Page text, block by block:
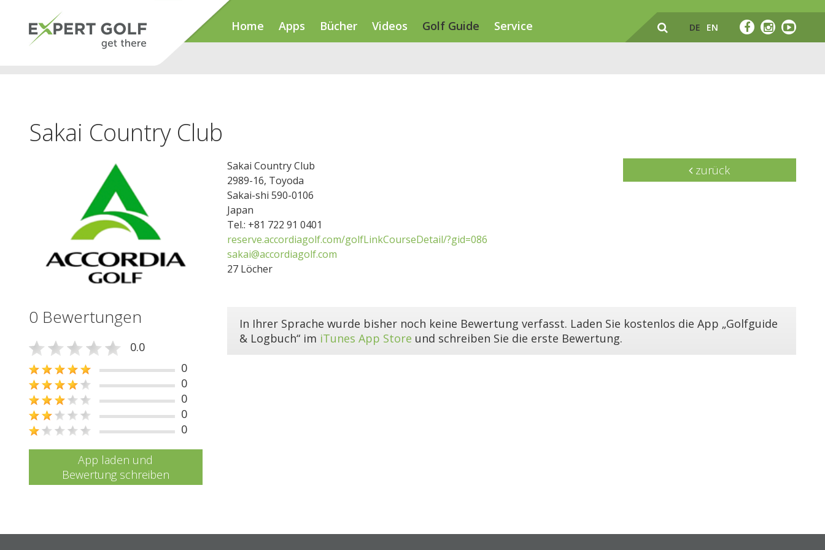
Home Apps Bücher Videos Golf Guide Service DE EN
Sakai Country Club
Sakai Country Club
2989-16, Toyoda
Sakai-shi 590-0106
Japan
Tel.: +81 722 91 0401
reserve.accordiagolf.com/golfLinkCourseDetail/?gid=086
sakai@accordiagolf.com
27 Löcher
zurück
0 Bewertungen
0.0
0
0
0
0
0
App laden und
Bewertung schreiben
In Ihrer Sprache wurde bisher noch keine Bewertung verfasst. Laden Sie kostenlos die App „Golfguide
& Logbuch“ im iTunes App Store und schreiben Sie die erste Bewertung.